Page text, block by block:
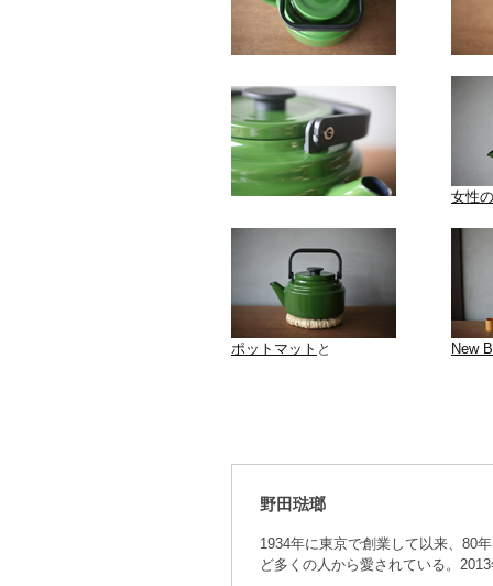
女性
ポットマット と New
野田琺瑯
1934年に東京で創業して以来、80
ど多くの人から愛されている。